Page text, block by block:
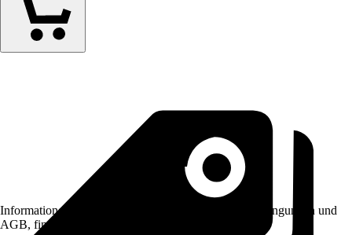
Informationen des Verkäufers, wie z. B. Rückgabebedingungen und
AGB, finden Sie bei Klick auf den Verkäufernamen.